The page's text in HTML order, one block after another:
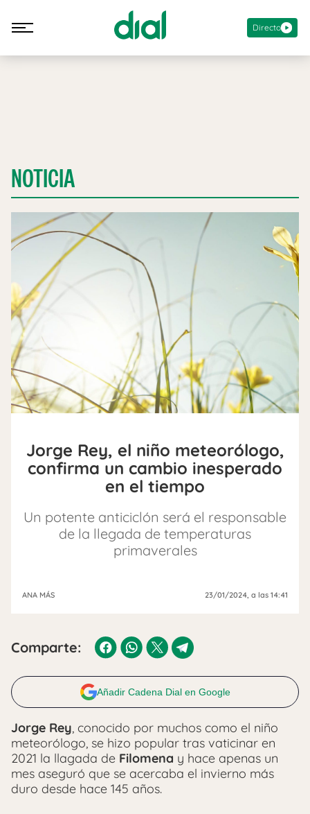
Directo
NOTICIA
Jorge Rey, el niño meteorólogo,
confirma un cambio inesperado
en el tiempo
Un potente anticiclón será el responsable
de la llegada de temperaturas
primaverales
ANA MÁS 23/01/2024, a las 14:41
Comparte:
Añadir Cadena Dial en Google
Jorge Rey, conocido por muchos como el niño
meteorólogo, se hizo popular tras vaticinar en
2021 la llagada de Filomena y hace apenas un
mes aseguró que se acercaba el invierno más
duro desde hace 145 años.